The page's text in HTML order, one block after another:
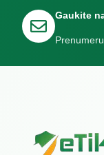
Gaukite